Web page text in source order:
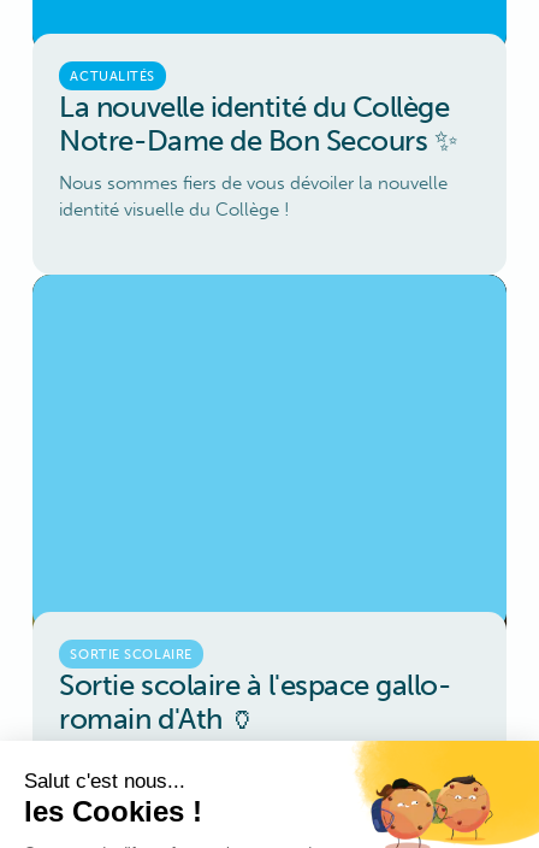
ACTUALITÉS
La nouvelle identité du Collège
Notre-Dame de Bon Secours ✨
Nous sommes fiers de vous dévoiler la nouvelle
identité visuelle du Collège !
SORTIE SCOLAIRE
Sortie scolaire à l'espace gallo-
romain d'Ath 🏺
Ce mardi, nos latinistes de 2e année se sont rendus
à l’Espace gallo-romain d’Ath.